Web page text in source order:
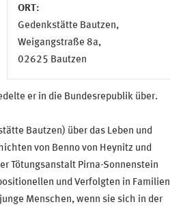
ORT:
Gedenkstätte Bautzen,
Weigangstraße 8a,
02625 Bautzen
er in die Bundesrepublik über.
Bautzen) über das Leben und
von Benno von Heynitz und
Tötungsanstalt Pirna-Sonnenstein
und Verfolgten in Familien
Menschen, wenn sie sich in der